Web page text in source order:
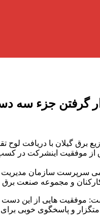
گرفتن جزء سه
گیلان با دریافت لوح
از موفقیت اینشرکت در
و مجموعه صنعت
موفقیت هایی از
خدمتگزار و پاسخگوی خوبی